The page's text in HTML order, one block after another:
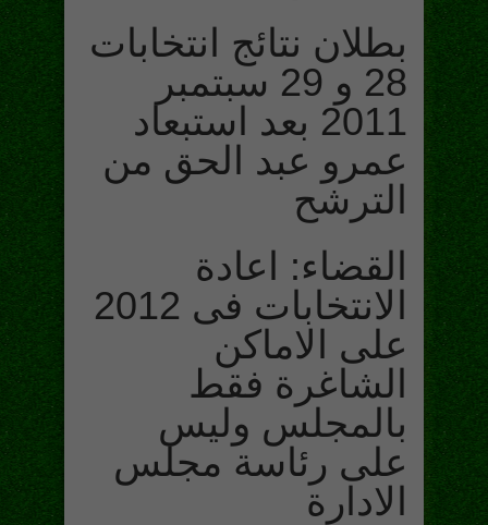
بطلان نتائج انتخابات
28 و 29 سبتمبر
2011 بعد استبعاد
عمرو عبد الحق من
الترشح
القضاء: اعادة
الانتخابات فى 2012
على الاماكن
الشاغرة فقط
بالمجلس وليس
على رئاسة مجلس
الادارة